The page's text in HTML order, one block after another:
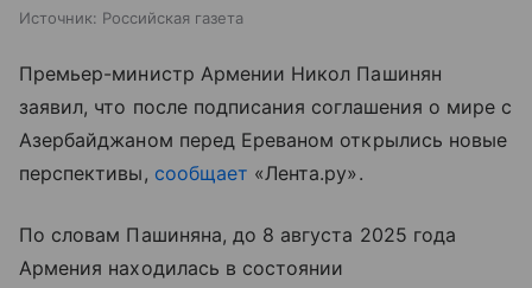
Источник: Российская газета
Премьер-министр Армении Никол Пашинян
заявил, что после подписания соглашения о мире с
Азербайджаном перед Ереваном открылись новые
перспективы, сообщает «Лента.ру».
По словам Пашиняна, до 8 августа 2025 года
Армения находилась в состоянии